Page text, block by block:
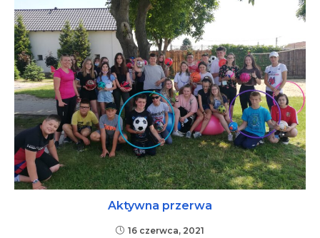
Aktywna przerwa
16 czerwca, 2021